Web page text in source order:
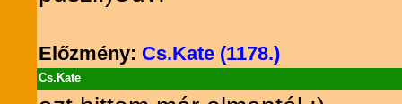
Előzmény: Cs.Kate (1178.)
Cs.Kate